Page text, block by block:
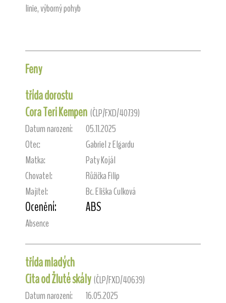
linie, výborný pohyb
Feny
třída dorostu
Cora Teri Kempen (ČLP/FXD/40739)
Datum narození:
05.11.2025
Otec:
Gabriel z Elgardu
Matka:
Paty Kojál
Chovatel:
Růžička Filip
Majitel:
Bc. Eliška Culková
Ocenění: ABS
Absence
třída mladých
Cita od Žluté skály (ČLP/FXD/40639)
Datum narození:
16.05.2025